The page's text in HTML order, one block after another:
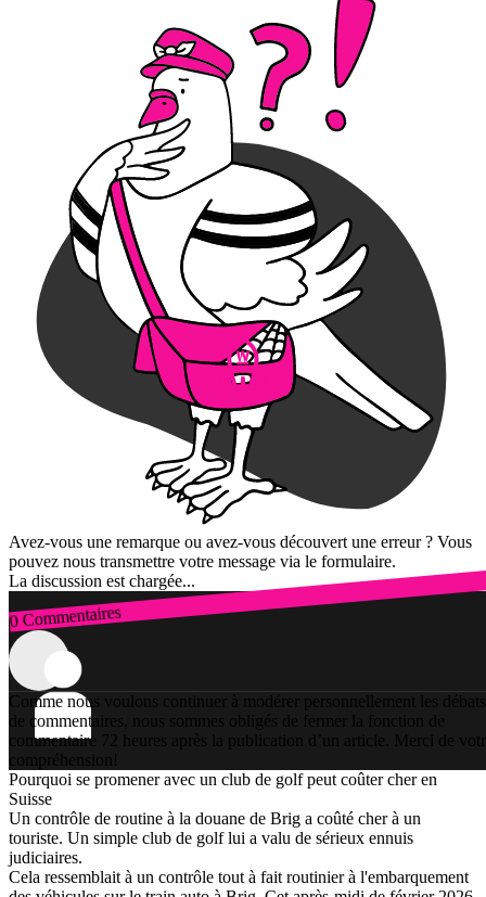
Avez-vous une remarque ou avez-vous découvert une erreur ? Vous
pouvez nous transmettre votre message via le formulaire.
La discussion est chargée...
0 Commentaires
Connexion
Comme nous voulons continuer à modérer personnellement les débats
de commentaires, nous sommes obligés de fermer la fonction de
commentaire 72 heures après la publication d’un article. Merci de
compréhension!
Pourquoi se promener avec un club de golf peut coûter cher en
Suisse
Un contrôle de routine à la douane de Brig a coûté cher à un
touriste. Un simple club de golf lui a valu de sérieux ennuis
judiciaires.
Cela ressemblait à un contrôle tout à fait routinier à l'embarquement